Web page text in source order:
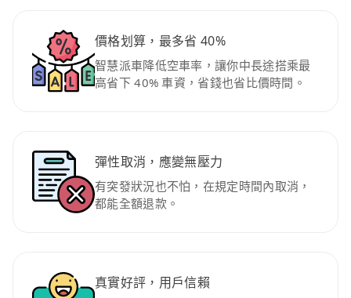
價格划算，最多省 40%
智慧派車降低空車率，讓你中長途搭乘最
高省下 40% 車資，省錢也省比價時間。
彈性取消，應變無壓力
有突發狀況也不怕，在規定時間內取消，
都能全額退款。
真實好評，用戶信賴